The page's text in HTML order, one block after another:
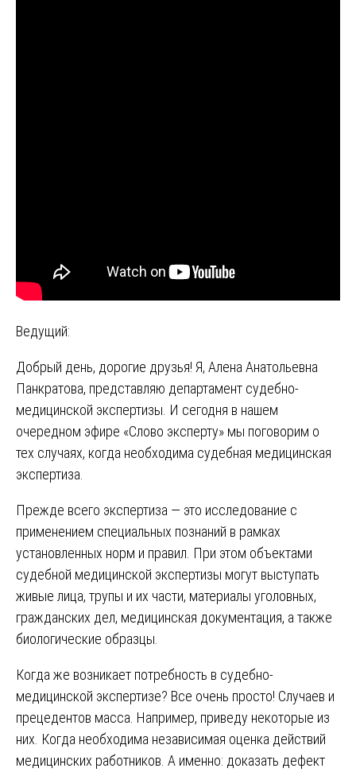
Ведущий:
Добрый день, дорогие друзья! Я, Алена Анатольевна
Панкратова, представляю департамент судебно-
медицинской экспертизы. И сегодня в нашем
очередном эфире «Слово эксперту» мы поговорим о
тех случаях, когда необходима судебная медицинская
экспертиза.
Прежде всего экспертиза — это исследование с
применением специальных познаний в рамках
установленных норм и правил. При этом объектами
судебной медицинской экспертизы могут выступать
живые лица, трупы и их части, материалы уголовных,
гражданских дел, медицинская документация, а также
биологические образцы.
Когда же возникает потребность в судебно-
медицинской экспертизе? Все очень просто! Случаев и
прецедентов масса. Например, приведу некоторые из
них. Когда необходима независимая оценка действий
медицинских работников. А именно: доказать дефект